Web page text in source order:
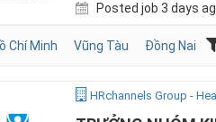
Posted job 3 days
Chí Minh Vũng Tàu Đồng Nai
HRchannels Group -